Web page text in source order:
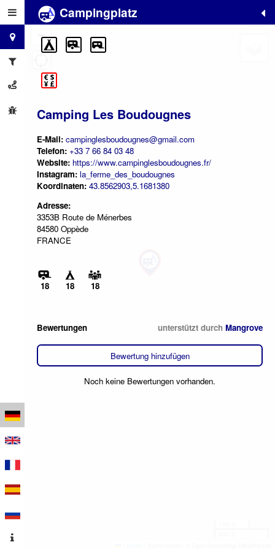
Campingplatz
Camping Les Boudougnes
E-Mail: campinglesboudougnes@gmail.com
Telefon: +33 7 66 84 03 48
Website: https://www.campinglesboudougnes.fr/
Instagram: la_ferme_des_boudougnes
Koordinaten: 43.8562903,5.1681380
Adresse:
3353B Route de Ménerbes
84580 Oppède
FRANCE
18 18 18
Bewertungen unterstützt durch Mangrove
Bewertung hinzufügen
Noch keine Bewertungen vorhanden.
+
−